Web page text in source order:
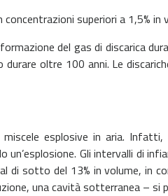
superiori a 1,5% in
del gas di discarica
oltre 100 anni. Le
esplosive in aria.
Gli intervalli di
di sotto del 13% in volume, in
una cavità sotterranea – si